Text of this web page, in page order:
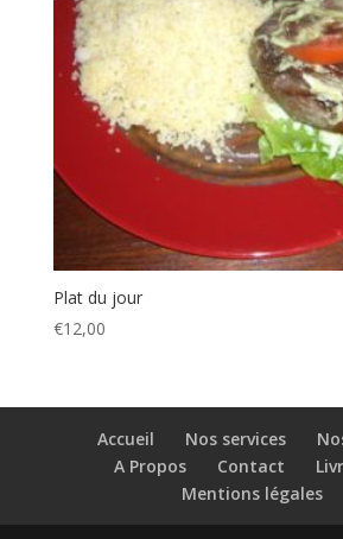
Plat du jour
€12,00
Accueil Nos services
A Propos
Contact
Mentions légales